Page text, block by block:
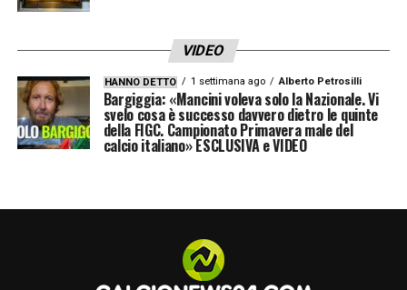
LA PLAYLIST DELLE NOSTRE TOP NEWS
VIDEO
HANNO DETTO 1 settimana ago Alberto Petrosilli
Bargiggia: «Mancini voleva solo la Nazionale. Vi
svelo cosa è successo davvero dietro le quinte
della FIGC. Campionato Primavera male del
calcio italiano» ESCLUSIVA e VIDEO